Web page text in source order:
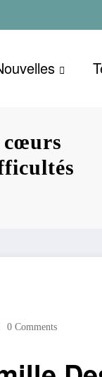
cœurs
0 Comments